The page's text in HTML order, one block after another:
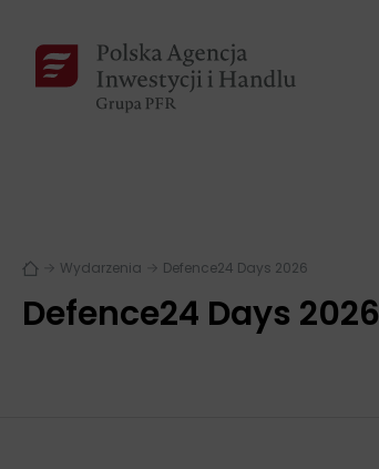
Wydarzenia Defence24 Days 2026
Defence24 Days 2026